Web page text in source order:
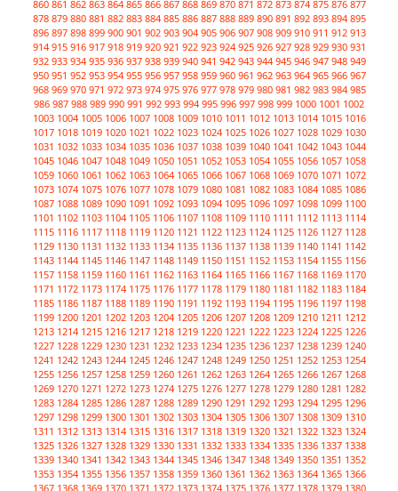
860 861 862 863 864 865 866 867 868 869 870 871 872 873 874 875 876 877
878 879 880 881 882 883 884 885 886 887 888 889 890 891 892 893 894 895
896 897 898 899 900 901 902 903 904 905 906 907 908 909 910 911 912 913
914 915 916 917 918 919 920 921 922 923 924 925 926 927 928 929 930 931
932 933 934 935 936 937 938 939 940 941 942 943 944 945 946 947 948 949
950 951 952 953 954 955 956 957 958 959 960 961 962 963 964 965 966 967
968 969 970 971 972 973 974 975 976 977 978 979 980 981 982 983 984 985
986 987 988 989 990 991 992 993 994 995 996 997 998 999 1000 1001 1002
1003 1004 1005 1006 1007 1008 1009 1010 1011 1012 1013 1014 1015 1016
1017 1018 1019 1020 1021 1022 1023 1024 1025 1026 1027 1028 1029 1030
1031 1032 1033 1034 1035 1036 1037 1038 1039 1040 1041 1042 1043 1044
1045 1046 1047 1048 1049 1050 1051 1052 1053 1054 1055 1056 1057 1058
1059 1060 1061 1062 1063 1064 1065 1066 1067 1068 1069 1070 1071 1072
1073 1074 1075 1076 1077 1078 1079 1080 1081 1082 1083 1084 1085 1086
1087 1088 1089 1090 1091 1092 1093 1094 1095 1096 1097 1098 1099 1100
1101 1102 1103 1104 1105 1106 1107 1108 1109 1110 1111 1112 1113 1114
1115 1116 1117 1118 1119 1120 1121 1122 1123 1124 1125 1126 1127 1128
1129 1130 1131 1132 1133 1134 1135 1136 1137 1138 1139 1140 1141 1142
1143 1144 1145 1146 1147 1148 1149 1150 1151 1152 1153 1154 1155 1156
1157 1158 1159 1160 1161 1162 1163 1164 1165 1166 1167 1168 1169 1170
1171 1172 1173 1174 1175 1176 1177 1178 1179 1180 1181 1182 1183 1184
1185 1186 1187 1188 1189 1190 1191 1192 1193 1194 1195 1196 1197 1198
1199 1200 1201 1202 1203 1204 1205 1206 1207 1208 1209 1210 1211 1212
1213 1214 1215 1216 1217 1218 1219 1220 1221 1222 1223 1224 1225 1226
1227 1228 1229 1230 1231 1232 1233 1234 1235 1236 1237 1238 1239 1240
1241 1242 1243 1244 1245 1246 1247 1248 1249 1250 1251 1252 1253 1254
1255 1256 1257 1258 1259 1260 1261 1262 1263 1264 1265 1266 1267 1268
1269 1270 1271 1272 1273 1274 1275 1276 1277 1278 1279 1280 1281 1282
1283 1284 1285 1286 1287 1288 1289 1290 1291 1292 1293 1294 1295 1296
1297 1298 1299 1300 1301 1302 1303 1304 1305 1306 1307 1308 1309 1310
1311 1312 1313 1314 1315 1316 1317 1318 1319 1320 1321 1322 1323 1324
1325 1326 1327 1328 1329 1330 1331 1332 1333 1334 1335 1336 1337 1338
1339 1340 1341 1342 1343 1344 1345 1346 1347 1348 1349 1350 1351 1352
1353 1354 1355 1356 1357 1358 1359 1360 1361 1362 1363 1364 1365 1366
1367 1368 1369 1370 1371 1372 1373 1374 1375 1376 1377 1378 1379 1380